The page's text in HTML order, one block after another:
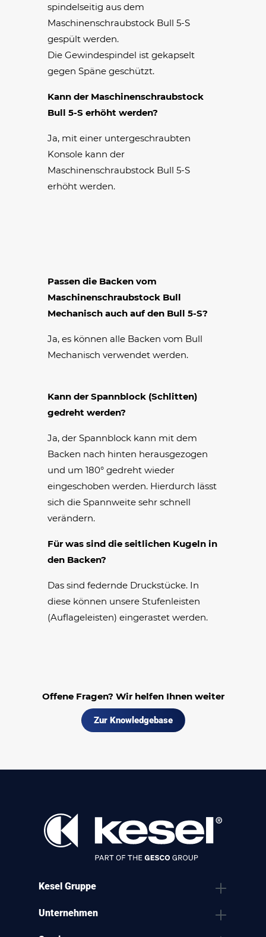
spindelseitig aus dem
Maschinenschraubstock Bull 5-S
gespült werden.
Die Gewindespindel ist gekapselt
gegen Späne geschützt.
Kann der Maschinenschraubstock
Bull 5-S erhöht werden?
Ja, mit einer untergeschraubten
Konsole kann der
Maschinenschraubstock Bull 5-S
erhöht werden.
Passen die Backen vom
Maschinenschraubstock Bull
Mechanisch auch auf den Bull 5-S?
Ja, es können alle Backen vom Bull
Mechanisch verwendet werden.
Kann der Spannblock (Schlitten)
gedreht werden?
Ja, der Spannblock kann mit dem
Backen nach hinten herausgezogen
und um 180° gedreht wieder
eingeschoben werden. Hierdurch lässt
sich die Spannweite sehr schnell
verändern.
Für was sind die seitlichen Kugeln in
den Backen?
Das sind federnde Druckstücke. In
diese können unsere Stufenleisten
(Auflageleisten) eingerastet werden.
Offene Fragen? Wir helfen Ihnen weiter
Zur Knowledgebase
Kesel Gruppe
Unternehmen